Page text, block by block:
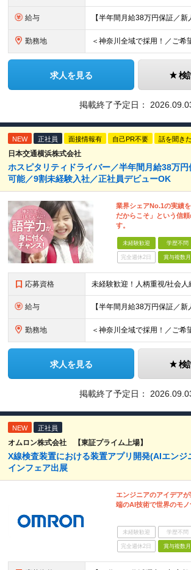
給与
勤務地
求人を見る 検
掲載終了予定日：
NEW 正社員 面接情報有 自己PR不要 話を聞き
日本交通横浜株式会社
ホスピタリティドライバー／半年間月給38万
可能／9割未経験入社／正社員デビューOK
業界シェアNo.1の実績
だからこそ」という信
す。
未経験歓迎 学歴不問
完全週休2日 賞与複数月
応募資格
給与
勤務地
求人を見る 検
掲載終了予定日：
NEW 正社員
オムロン株式会社 【東証プライム上場】
X線検査装置における装置アプリ開発(AIエン
インフェア出展
エンジニアのアイデア
端のAI技術で世界のモ
未経験歓迎 学歴不問
完全週休2日 賞与複数月